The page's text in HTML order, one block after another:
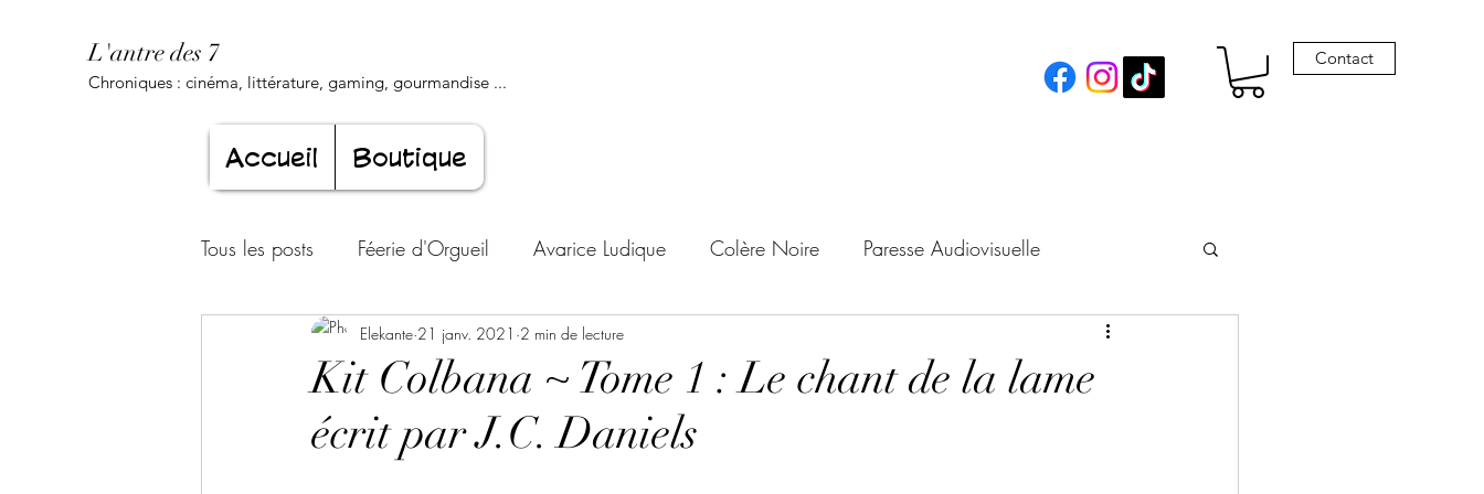
L'antre des 7
Chroniques : cinéma, littérature, gaming, gourmandise ...
Contact
Accueil Boutique
Tous les posts Féerie d'Orgueil Avarice Ludique Colère Noire Paresse Audiovisuelle
Luxure Envoûtante Gourmandise Proscrite
Jeunesse éternelle Cœur d'adolescent Archives Temporelles
Kit Colbana ~ Tome 1 : Le chant de la lame
écrit par J.C. Daniels
Elekante 21 janv. 2021 2 min de lecture